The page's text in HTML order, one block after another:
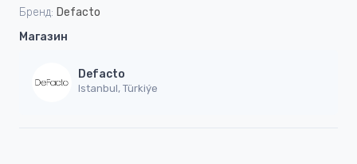
Бренд: Defacto
Магазин
Defacto
Istanbul, Türkiýe